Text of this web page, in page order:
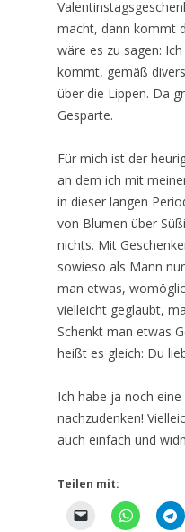
macht, dann kommt
wäre es zu sagen:
kommt, gemäß
über die Lippen. Da
Gesparte.
Für mich ist der
an dem ich mit
in dieser langen
von Blumen über
nichts. Mit
sowieso als Mann
man etwas,
vielleicht geglaubt,
Schenkt man etwas
heißt es gleich: Du
Ich habe ja noch
nachzudenken!
auch einfach und
Teilen mit: